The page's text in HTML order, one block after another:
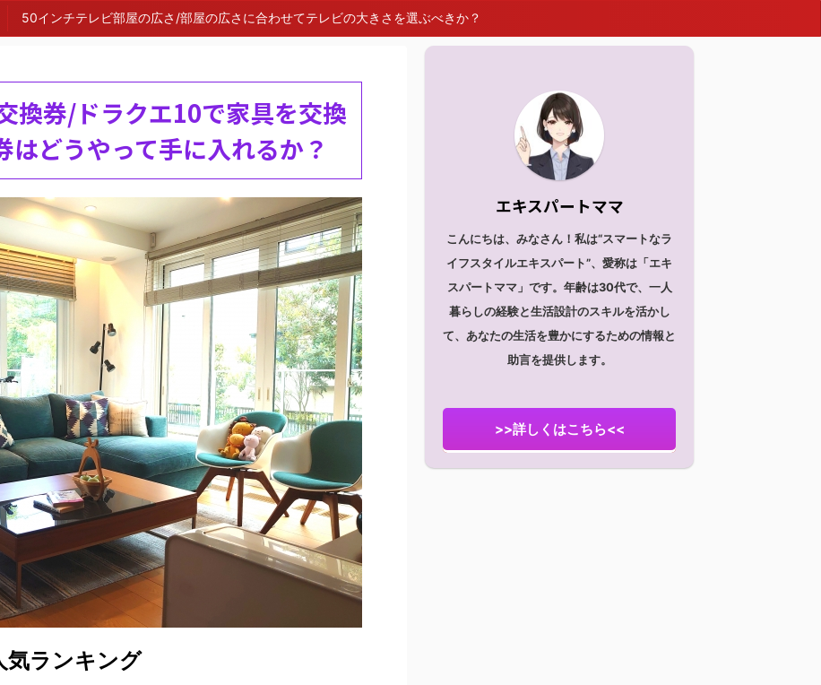
50インチテレビ部屋の広さ/部屋の広さに合わせてテレビの大きさを選ぶべきか？
換券/ドラクエ10で家具を交換
はどうやって手に入れるか？
ランキング
エキスパートママ
こんにちは、みなさん！私は“スマートなラ
イフスタイルエキスパート”、愛称は「エキ
スパートママ」です。年齢は30代で、一人
暮らしの経験と生活設計のスキルを活かし
て、あなたの生活を豊かにするための情報と
助言を提供します。
>>詳しくはこちら<<